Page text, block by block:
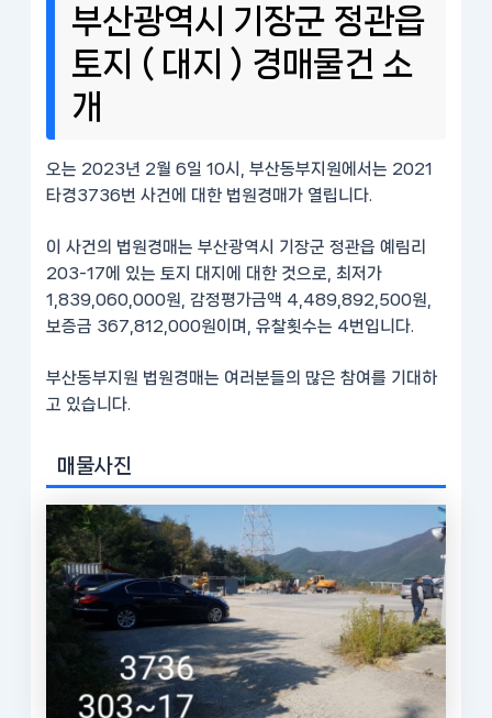
부산광역시 기장군 정관읍
토지 ( 대지 ) 경매물건 소
개
오는 2023년 2월 6일 10시, 부산동부지원에서는 2021
타경3736번 사건에 대한 법원경매가 열립니다.
이 사건의 법원경매는 부산광역시 기장군 정관읍 예림리
203-17에 있는 토지 대지에 대한 것으로, 최저가
1,839,060,000원, 감정평가금액 4,489,892,500원,
보증금 367,812,000원이며, 유찰횟수는 4번입니다.
부산동부지원 법원경매는 여러분들의 많은 참여를 기대하
고 있습니다.
매물사진